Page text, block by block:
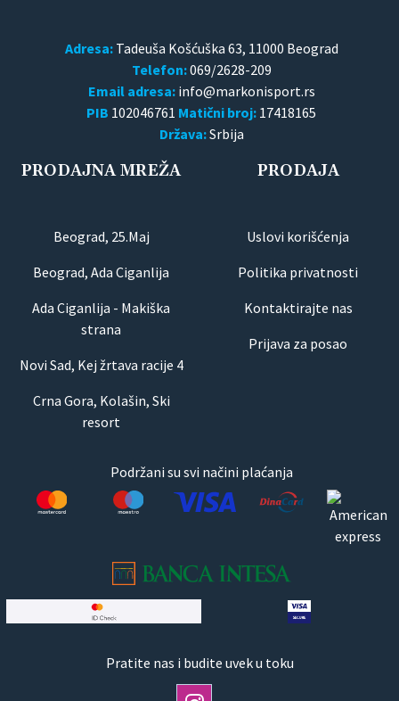
Adresa:Tadeuša Košćuška 63, 11000 Beograd
Telefon:069/2628-209
Email adresa:
PIB 102046761 Matični broj: 17418165
Država:Srbija
PRODAJNA MREŽA
Beograd, 25.Maj
Beograd, Ada Ciganlija
Ada Ciganlija - Makiška
strana
Novi Sad, Kej žrtava racije 4
Crna Gora, Kolašin, Ski
resort
PRODAJA
Uslovi korišćenja
Politika privatnosti
Kontaktirajte nas
Prijava za posao
Podržani su svi načini plaćanja
Pratite nas i budite uvek u toku